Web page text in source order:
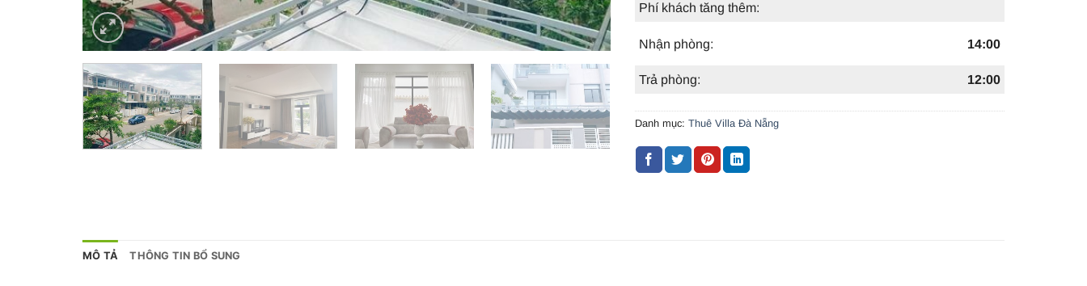
Phí khách tăng thêm:
Nhận phòng: 14:00
Trả phòng: 12:00
Danh mục: Thuê Villa Đà Nẵng
MÔ TẢ THÔNG TIN BỔ SUNG